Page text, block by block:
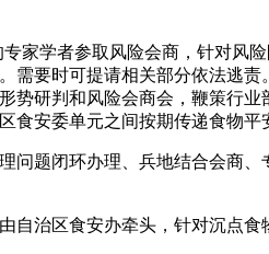
学者参取风险会商，针对风险
要时可提请相关部分依法逃
研判和风险会商会，鞭策行
安委单元之间按期传递食物平
题闭环办理、兵地结合会商、
治区食安办牵头，针对沉点食